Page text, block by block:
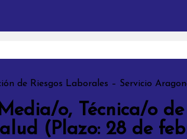
de Riesgos Laborales – Servicio
o, Técnica/o de
(Plazo: 28 de